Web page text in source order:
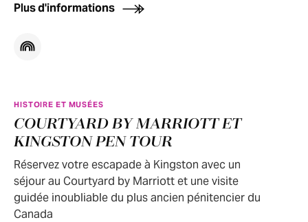
Plus d'informations
HISTOIRE ET MUSÉES
COURTYARD BY MARRIOTT ET
KINGSTON PEN TOUR
Réservez votre escapade à Kingston avec un
séjour au Courtyard by Marriott et une visite
guidée inoubliable du plus ancien pénitencier du
Canada